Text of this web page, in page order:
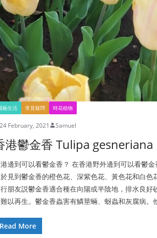
藝生活 常見疑問 時花植物
24 February, 2021 Samuel
港鬱金香 Tulipa gesneriana
邊到可以看鬱金香？ 在香港野外邊到可以看鬱
見到鬱金香的橙色花、深紫色花、黃色花和白
朋友説鬱金香適合種在向陽或半陰地，排水良
以再生。鬱金香蟲害有鱗莖蜽、蚜蟲和灰腐病。
Read More